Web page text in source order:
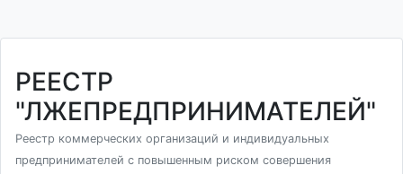
РЕЕСТР
"ЛЖЕПРЕДПРИНИМАТЕЛЕЙ"
Реестр коммерческих организаций и индивидуальных
предпринимателей с повышенным риском совершения